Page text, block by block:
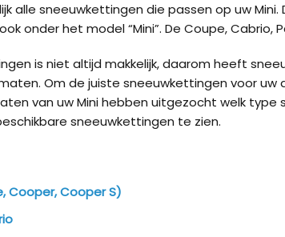
alle sneeuwkettingen die passen op uw
onder het model “Mini”. De Coupe,
is niet altijd makkelijk, daarom heeft
Om de juiste sneeuwkettingen voor
van uw Mini hebben uitgezocht welk
sneeuwkettingen te zien.
Cooper, Cooper S)